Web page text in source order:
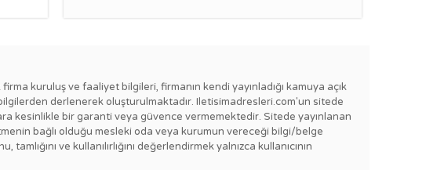
kuruluş ve faaliyet bilgileri, firmanın kendi yayınladığı kamuya açık
derlenerek oluşturulmaktadır. Iletisimadresleri.com'un sitede
kesinlikle bir garanti veya güvence vermemektedir. Sitede yayınlanan
bağlı olduğu mesleki oda veya kurumun vereceği bilgi/belge
ve kullanılırlığını değerlendirmek yalnızca kullanıcının